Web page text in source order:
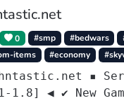
0 #smp #bedwars
items
#economy
▪
1.8] ◀ ✔ New